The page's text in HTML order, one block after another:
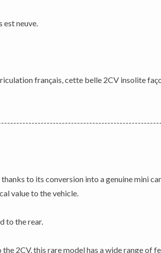
est neuve.
français, cette belle 2CV insolite
to its conversion into a genuine mini
value to the vehicle.
to the rear.
2CV, this rare model has a wide range of